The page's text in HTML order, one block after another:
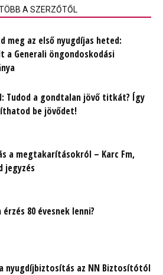
A SZERZŐTŐL
meg az első nyugdíjas heted:
a Generali öngondoskodási
Tudod a gondtalan jövő titkát? Így
be jövődet!
a megtakarításokról – Karc Fm,
jegyzés
80 évesnek lenni?
nyugdíjbiztosítás az NN Biztosítótól